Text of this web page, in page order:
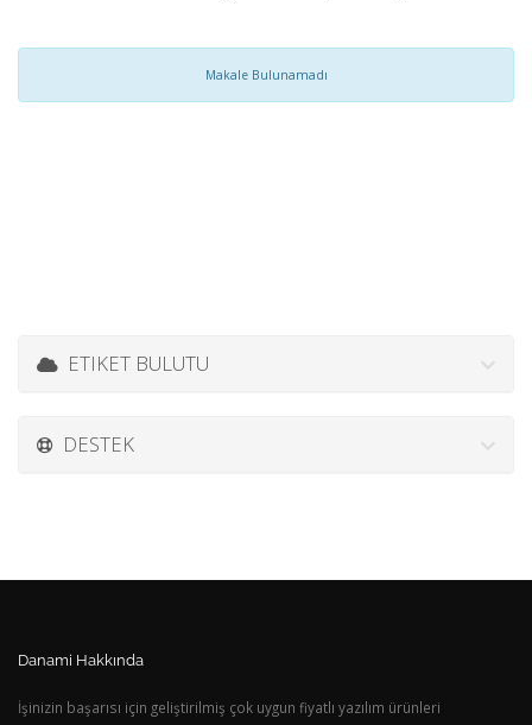
Makale Bulunamadı
ETIKET BULUTU
DESTEK
Danami Hakkında
İşinizin başarısı için geliştirilmiş çok uygun fiyatlı yazılım ürünleri